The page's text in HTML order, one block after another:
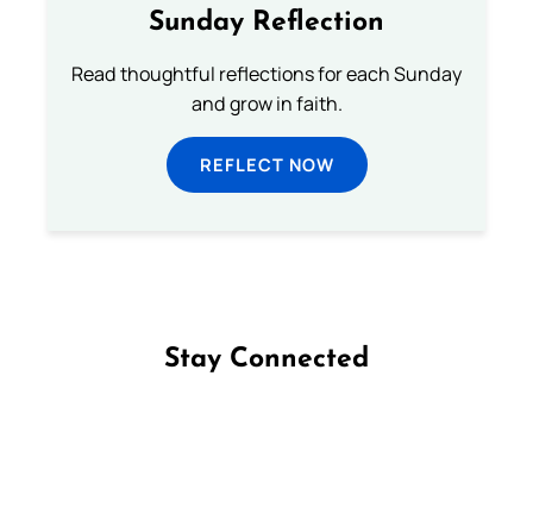
Sunday Reflection
Read thoughtful reflections for each Sunday
and grow in faith.
REFLECT NOW
Stay Connected